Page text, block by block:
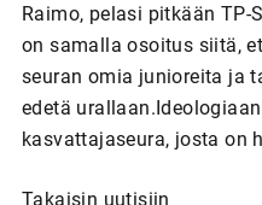
Raimo, pelasi pitkään TP-
on samalla osoitus siitä,
seuran omia junioreita ja
edetä
kasvattajaseura, josta on
Takaisin uutisiin